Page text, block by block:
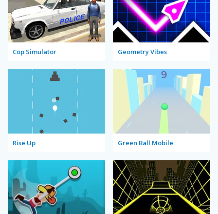
Cop Simulator Geometry Vibes
Rise Up Green Ball Mobile